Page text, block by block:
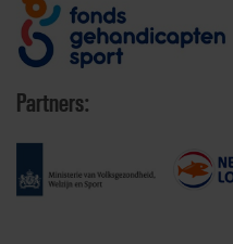
Partners: